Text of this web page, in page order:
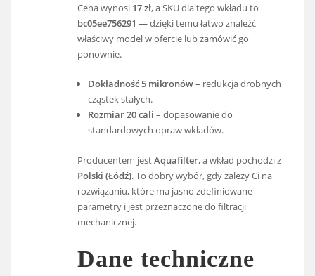
Cena wynosi 17 zł, a SKU dla tego wkładu to
bc05ee756291 — dzięki temu łatwo znaleźć
właściwy model w ofercie lub zamówić go
ponownie.
Dokładność 5 mikronów– redukcja drobnych
cząstek stałych.
Rozmiar 20 cali – dopasowanie do
standardowych opraw wkładów.
Producentem jestAquafilter, a wkład pochodzi z
Polski (Łódź). To dobry wybór, gdy zależy Ci na
rozwiązaniu, które ma jasno zdefiniowane
parametry i jest przeznaczone do filtracji
mechanicznej.
Dane techniczne